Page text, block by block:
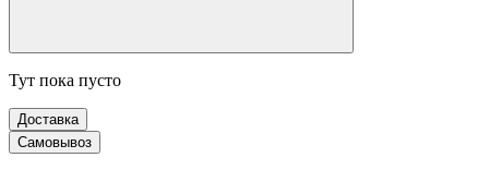
Тут пока пусто
Доставка
Самовывоз